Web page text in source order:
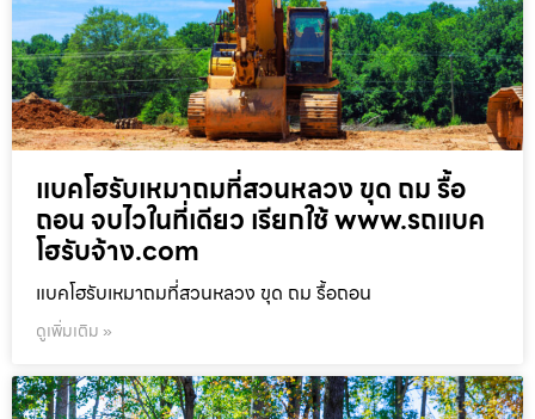
แบคโฮรับเหมาถมที่สวนหลวง ขุด ถม รื้อ
ถอน จบไวในที่เดียว เรียกใช้ www.รถแบค
โฮรับจ้าง.com
แบคโฮรับเหมาถมที่สวนหลวง ขุด ถม รื้อถอน
ดูเพิ่มเติม »